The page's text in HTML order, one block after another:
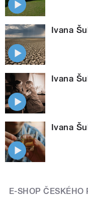
Ivana
Ivana
Ivana
E-SHOP ČESKÉHO